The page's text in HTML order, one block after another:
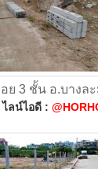
ย 3 ชั้น อ.บางล
ไลน์ไอดี :